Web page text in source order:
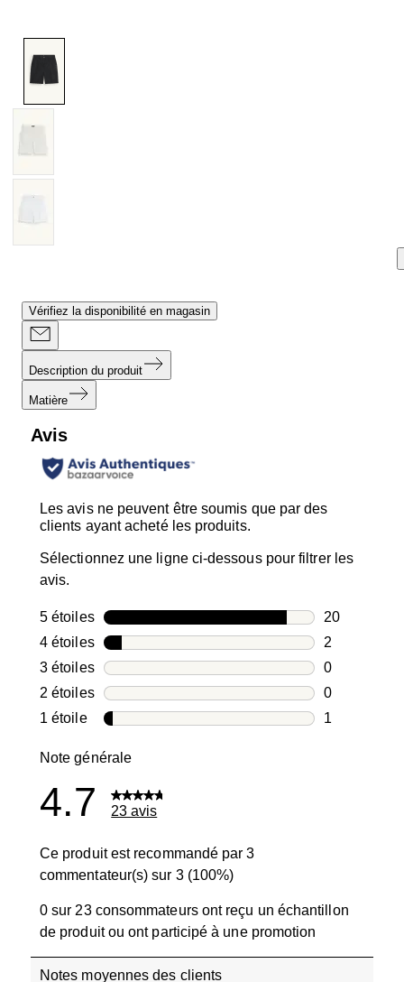
Vérifiez la disponibilité en magasin
Description du produit
Matière
Avis
Les avis ne peuvent être soumis que par des
clients ayant acheté les produits.
Sélectionnez une ligne ci-dessous pour filtrer les
avis.
5 étoilesétoiles
20
20 avis
4 étoilesétoiles
2
2 avis avec
3 étoilesétoiles
0
0 avis avec
2 étoilesétoiles
0
0 avis avec
1 étoileétoiles
1
Note générale
4.7 23 avis
Ce produit est recommandé par 3
commentateur(s) sur 3 (100%)
0 sur 23 consommateurs ont reçu un échantillon
de produit ou ont participé à une promotion
Notes moyennes des clients